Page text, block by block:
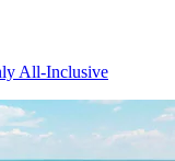
All-Inclusive